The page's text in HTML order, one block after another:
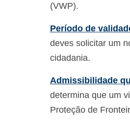
(VWP).
Período de
deves solicitar um
cidadania.
Admissibilidade
determina que um
Proteção de